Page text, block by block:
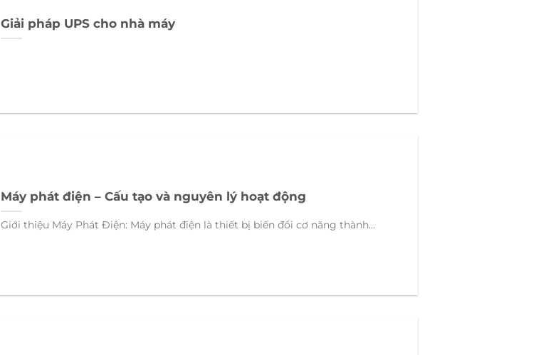
Giải pháp UPS cho nhà máy
Máy phát điện – Cấu tạo và nguyên lý hoạt động
Giới thiệu Máy Phát Điện: Máy phát điện là thiết bị biến đổi cơ năng thành...